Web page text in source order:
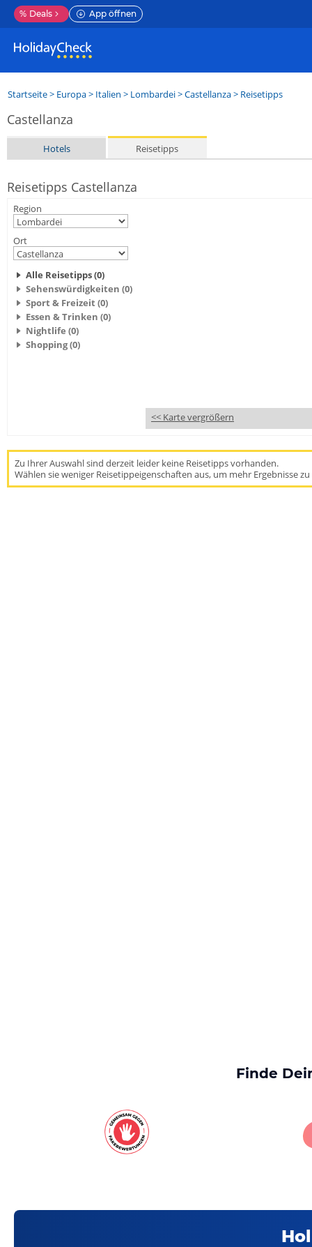
% Deals App öffnen
Startseite> Europa> Italien > Lombardei>Castellanza> Reisetipps
Castellanza
Hotels Reisetipps
Reisetipps Castellanza
Region
Ort
Alle Reisetipps (0)
Sehenswürdigkeiten (0)
Sport & Freizeit (0)
Essen & Trinken (0)
Nightlife (0)
Shopping (0)
<< Karte vergrößern
Zu Ihrer Auswahl sind derzeit leider keine Reisetipps vorhanden.
Wählen sie weniger Reisetippeigenschaften aus, um mehr Ergebnisse
Finde